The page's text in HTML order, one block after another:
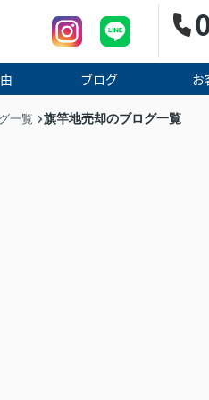
ブログ お
一覧 旗竿地売却のブログ一覧